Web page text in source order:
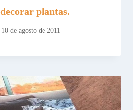
plantas.
10 de agosto de 2011